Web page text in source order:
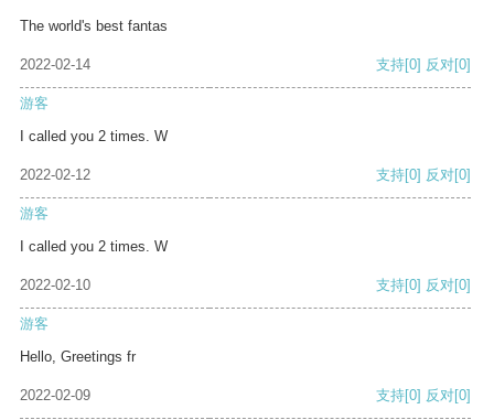
The world's best fantas
2022-02-14 支持[0] 反对[0]
游客
I called you 2 times. W
2022-02-12 支持[0] 反对[0]
游客
I called you 2 times. W
2022-02-10 支持[0] 反对[0]
游客
Hello, Greetings fr
2022-02-09 支持[0] 反对[0]